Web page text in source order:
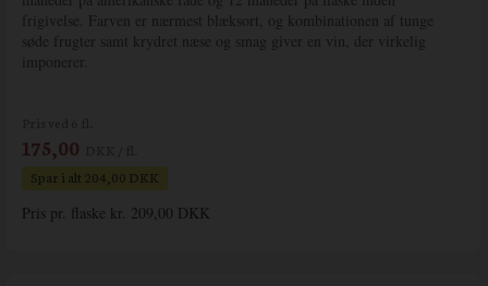
frigivelse. Farven er nærmest blæksort, og kombinationen af tunge
søde frugter samt krydret næse og smag giver en vin, der virkelig
imponerer.
175,00
Spar i alt 204,00 DKK
Pris pr. flaske kr. 209,00 DKK